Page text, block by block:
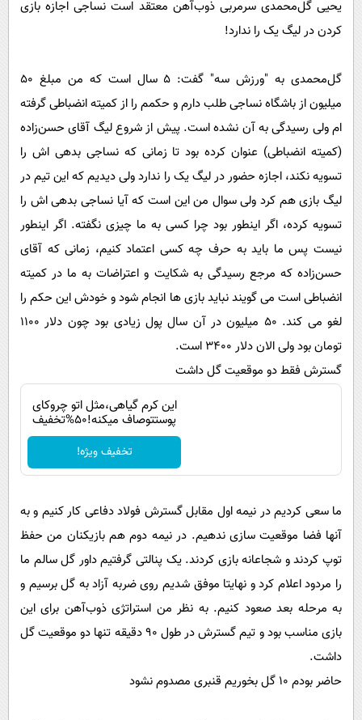
سرگرمی
محیط زیست
سلامت
بین الملل
اجتماعی
حیات وحش
سیاست خارجی
پیامک
یحیی گل‌محمدی سرمربی ذوب‌آهن معتقد است نساجی اجازه بازی
کردن در لیگ یک را ندارد!
گل‌محمدی به "ورزش سه" گفت: 5 سال است که من مبلغ 50
میلیون از باشگاه نساجی طلب دارم و حکمم را از کمیته انضباطی گرفته
ام ولی رسیدگی به آن نشده است. پیش از شروع لیگ آقای حسن‌زاده‌
(کمیته انضباطی) عنوان کرده بود تا زمانی که نساجی بدهی اش را
تسویه نکند، اجازه حضور در لیگ یک را ندارد ولی دیدیم که این تیم در
لیگ بازی هم کرد ولی سوال من این است که آیا نساجی بدهی اش را
تسویه کرده، اگر اینطور بود چرا کسی به ما چیزی نگفته. اگر اینطور
نیست پس ما باید به حرف چه کسی اعتماد کنیم، زمانی که آقای
حسن‌زاده‌ که مرجع رسیدگی به شکایت و اعتراضات به ما در کمیته
انضباطی است می‌ گویند نباید بازی ها انجام شود و خودش این حکم را
لغو می‌ کند. 50 میلیون در آن سال پول زیادی بود چون دلار 1100
تومان بود ولی الان دلار 3400 است.
گسترش فقط دو موقعیت گل داشت
این کرم گیاهی،مثل اتو چروکای
پوستتوصاف میکنه!50%تخفیف
تخفیف ویژه!
ما سعی کردیم در نیمه اول مقابل گسترش فولاد دفاعی کار کنیم و به
آنها فضا موقعیت سازی ندهیم. در نیمه دوم هم بازیکنان من حفظ
توپ کردند و شجاعانه بازی کردند. یک پنالتی گرفتیم داور گل سالم ما
را مردود اعلام کرد و نهایتا موفق شدیم روی ضربه آزاد به گل برسیم و
به مرحله بعد صعود کنیم. به نظر من استراتژی ذوب‌آهن برای این
بازی مناسب بود و تیم گسترش در طول 90 دقیقه تنها دو موقعیت گل
داشت.
حاضر بودم 10 گل بخوریم قنبری مصدوم نشود